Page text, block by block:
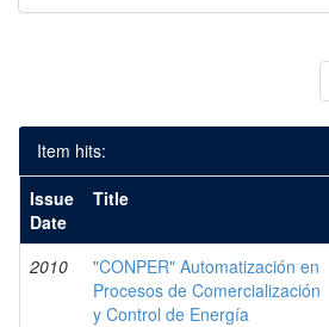
Item hits:
Issue
Date
Title
2010
"CONPER" Automatización en
Procesos de Comercialización
y Control de Energía